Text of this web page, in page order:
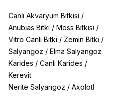
Canlı Akvaryum Bitkisi /
Anubias Bitki / Moss Bitkisi /
Vitro Canlı Bitki / Zemin Bitki /
Salyangoz / Elma Salyangoz
Karides / Canlı Karides /
Kerevit
Nerite Salyangoz / Axolotl